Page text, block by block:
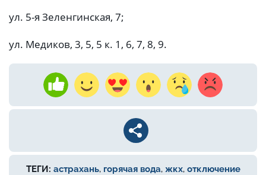
ул. 5-я Зеленгинская, 7;
ул. Медиков, 3, 5, 5 к. 1, 6, 7, 8, 9.
ТЕГИ: астрахань, горячая вода, жкх, отключение